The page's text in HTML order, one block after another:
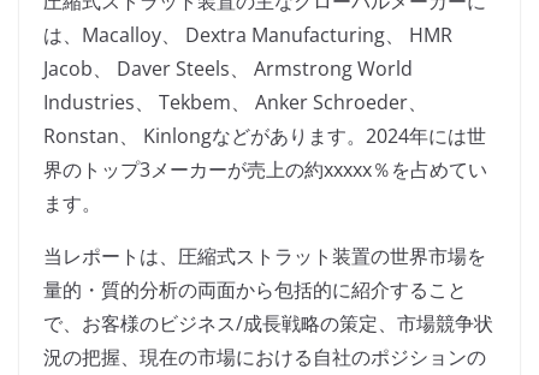
は、Macalloy、 Dextra Manufacturing、 HMR
Jacob、 Daver Steels、 Armstrong World
Industries、 Tekbem、 Anker Schroeder、
Ronstan、 Kinlongなどがあります。2024年には世
界のトップ3メーカーが売上の約xxxxx％を占めてい
ます。
当レポートは、圧縮式ストラット装置の世界市場を
量的・質的分析の両面から包括的に紹介すること
で、お客様のビジネス/成長戦略の策定、市場競争状
況の把握、現在の市場における自社のポジションの